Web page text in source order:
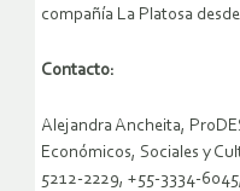
compañía La Platosa
Contacto:
Alejandra Ancheita,
Económicos, Sociales y
5212-2229, +55-3334-6045,